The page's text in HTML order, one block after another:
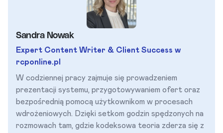
Sandra Nowak
Expert Content Writer & Client Success w
rcponline.pl
W codziennej pracy zajmuje się prowadzeniem
prezentacji systemu, przygotowywaniem ofert oraz
bezpośrednią pomocą użytkownikom w procesach
wdrożeniowych. Dzięki setkom godzin spędzonych na
rozmowach tam, gdzie kodeksowa teoria zderza się z